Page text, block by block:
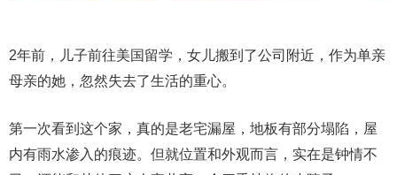
2年前，儿子前往美国留学，女儿搬到了公司附近，作为单亲
母亲的她，忽然失去了生活的重心。
第一次看到这个家，真的是老宅漏屋，地板有部分塌陷，屋
内有雨水渗入的痕迹。但就位置和外观而言，实在是钟情不